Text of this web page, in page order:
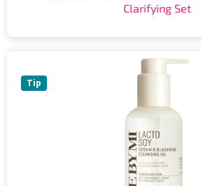
Clarifying Set
Tip